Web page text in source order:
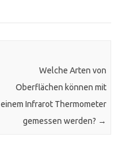
Welche Arten von
Oberflächen können mit
einem Infrarot Thermometer
gemessen werden? →